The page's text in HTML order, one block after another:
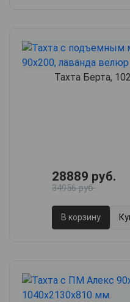
Тахта Берта,
28889 руб.
34956 руб.
В корзину